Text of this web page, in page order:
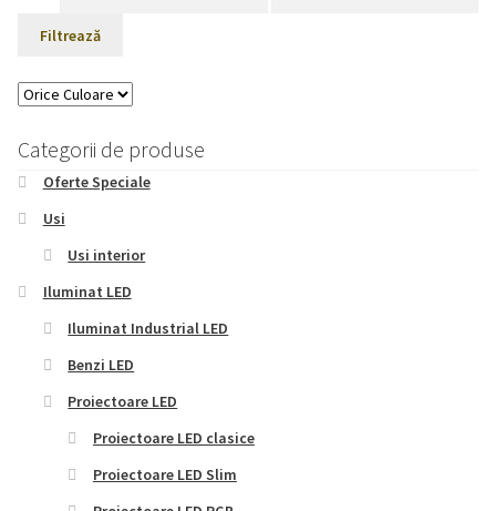
Filtrează
Categorii de produse
Oferte Speciale
Usi
Usi interior
Iluminat LED
Iluminat Industrial LED
Benzi LED
Proiectoare LED
Proiectoare LED clasice
Proiectoare LED Slim